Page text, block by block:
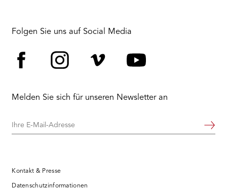
Folgen Sie uns auf Social Media
Melden Sie sich für unseren Newsletter an
Ihre
Weiter
Kontakt & Presse
Datenschutzinformationen